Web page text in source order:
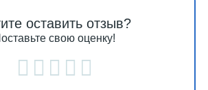
оставить отзыв?
свою оценку!